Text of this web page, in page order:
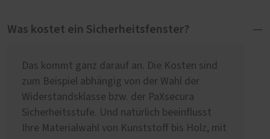
Was kostet ein Sicherheitsfenster?
Das kommt ganz darauf an. Die Kosten sind
zum Beispiel abhängig von der Wahl der
Widerstandsklasse bzw. der PaXsecura
Sicherheitsstufe. Und natürlich beeinflusst
Ihre Materialwahl von Kunststoff bis Holz, mit